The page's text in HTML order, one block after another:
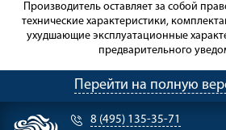
Производитель оставляет за собой
технические характеристики,
ухудшающие эксплуатационные
предварительного
Перейти на полную
8 (495) 135-35-71